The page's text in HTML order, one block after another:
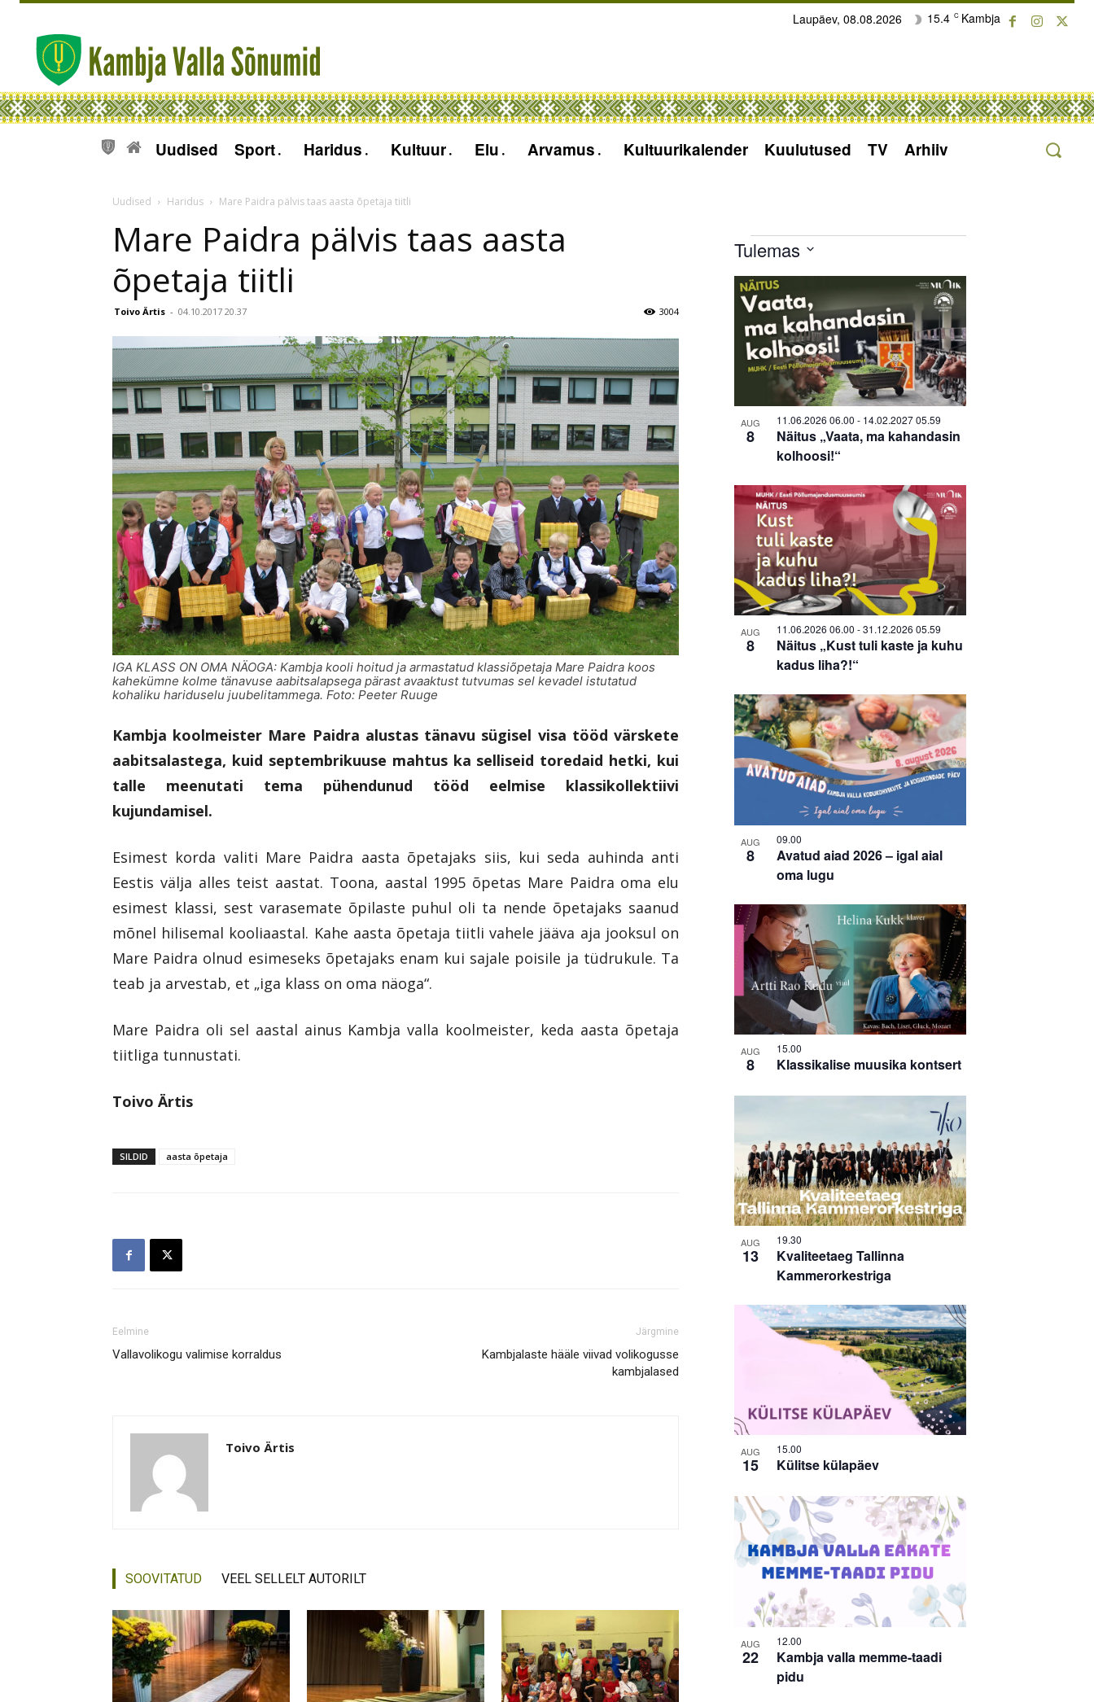
15.4 C Kambja
Laupäev, 08.08.2026
Uudised Sport Haridus Kultuur Elu Arvamus Kultuurikalender Kuulutused TV Arhiiv
Uudised Haridus Mare Paidra pälvis taas aasta õpetaja tiitli
Mare Paidra pälvis taas aasta
õpetaja tiitli
Toivo Ärtis - 04.10.2017 20.37 3004
IGA KLASS ON OMA NÄOGA: Kambja kooli hoitud ja armastatud klassiõpetaja Mare Paidra koos
kahekümne kolme tänavuse aabitsalapsega pärast avaaktust tutvumas sel kevadel istutatud
kohaliku hariduselu juubelitammega. Foto: Peeter Ruuge
Kambja koolmeister Mare Paidra alustas tänavu sügisel visa tööd värskete
aabitsalastega, kuid septembrikuuse mahtus ka selliseid toredaid hetki, kui
talle meenutati tema pühendunud tööd eelmise klassikollektiivi
kujundamisel.
Esimest korda valiti Mare Paidra aasta õpetajaks siis, kui seda auhinda anti
Eestis välja alles teist aastat. Toona, aastal 1995 õpetas Mare Paidra oma elu
esimest klassi, sest varasemate õpilaste puhul oli ta nende õpetajaks saanud
mõnel hilisemal kooliaastal. Kahe aasta õpetaja tiitli vahele jääva aja jooksul on
Mare Paidra olnud esimeseks õpetajaks enam kui sajale poisile ja tüdrukule. Ta
teab ja arvestab, et „iga klass on oma näoga“.
Mare Paidra oli sel aastal ainus Kambja valla koolmeister, keda aasta õpetaja
tiitliga tunnustati.
Toivo Ärtis
SILDID aasta õpetaja
Eelmine
Vallavolikogu valimise korraldus
Järgmine
Kambjalaste hääle viivad volikogusse
kambjalased
Toivo Ärtis
SOOVITATUD VEEL SELLELT AUTORILT
Sündmused
Tulemas
date.
List
of
events
Photo
View
AUG
8
Näitus „Vaata, ma kahandasin
kolhoosi!“
11.06.2026 06.00 - 14.02.2027 05.59
AUG
8
Näitus „Kust tuli kaste ja kuhu
kadus liha?!“
11.06.2026 06.00 -31.12.2026 05.59
AUG
8
Avatud aiad 2026 – igal aial
oma lugu
09.00
AUG
8 Klassikalise muusika kontsert
15.00
AUG
13
Kvaliteetaeg Tallinna
Kammerorkestriga
19.30
AUG
15 Külitse külapäev
15.00
AUG
22
Kambja valla memme-taadi
pidu
12.00